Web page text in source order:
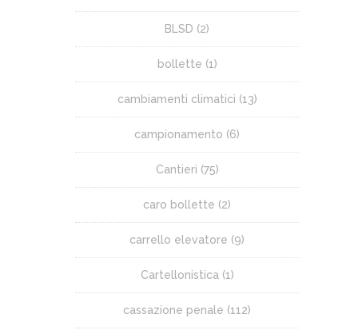
BLSD (2)
bollette (1)
cambiamenti climatici (13)
campionamento (6)
Cantieri (75)
caro bollette (2)
carrello elevatore (9)
Cartellonistica (1)
cassazione penale (112)